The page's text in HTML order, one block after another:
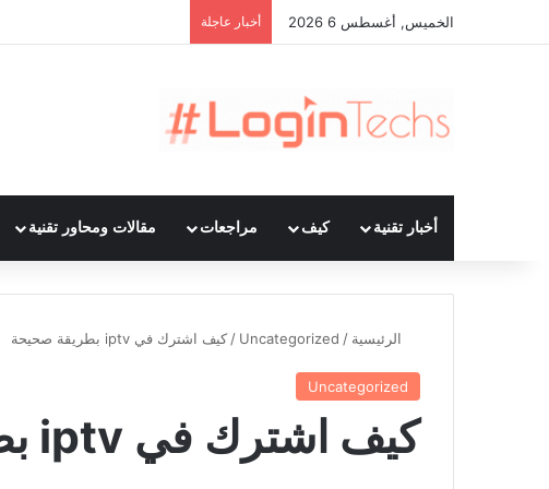
الخميس, أغسطس 6 2026 أخبار عاجلة
أخبار تقنية كيف مراجعات مقالات ومحاور تقنية
الرئيسية /
Uncategorized
/ كيف اشترك في iptv بطريقة صحيحة
Uncategorized
كيف اشترك في iptv بطريقة صحيحة